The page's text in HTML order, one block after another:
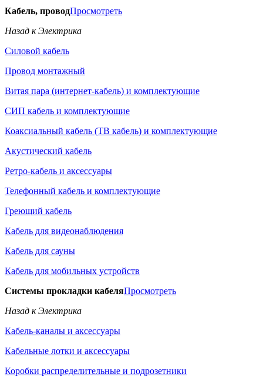
Кабель, проводПросмотреть
Назад к Электрика
Силовой кабель
Провод монтажный
Витая пара (интернет-кабель) и комплектующие
СИП кабель и комплектующие
Коаксиальный кабель (ТВ кабель) и комплектующие
Акустический кабель
Ретро-кабель и аксессуары
Телефонный кабель и комплектующие
Греющий кабель
Кабель для видеонаблюдения
Кабель для сауны
Кабель для мобильных устройств
Системы прокладки кабеляПросмотреть
Назад к Электрика
Кабель-каналы и аксессуары
Кабельные лотки и аксессуары
Коробки распределительные и подрозетники